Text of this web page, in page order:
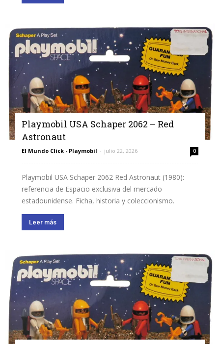
Playmobil USA Schaper 2062 – Red
Astronaut
El Mundo Click - Playmobil - julio 22, 2026 0
Playmobil USA Schaper 2062 Red Astronaut (1980):
referencia de Espacio exclusiva del mercado
estadounidense. Ficha, historia y coleccionismo.
Leer más